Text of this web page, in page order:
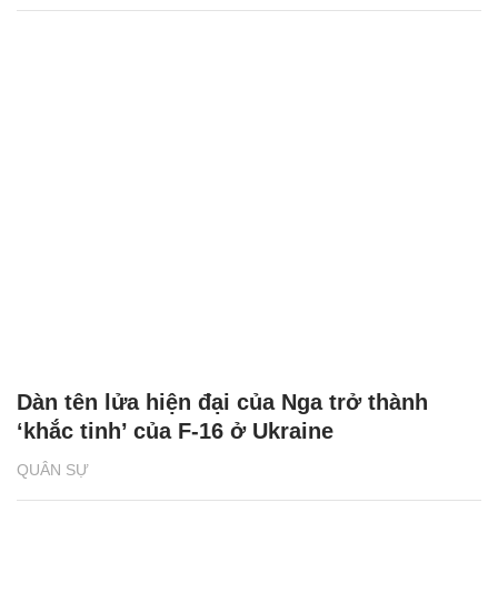
QUÂN SỰ
Dàn tên lửa hiện đại của Nga trở thành
‘khắc tinh’ của F-16 ở Ukraine